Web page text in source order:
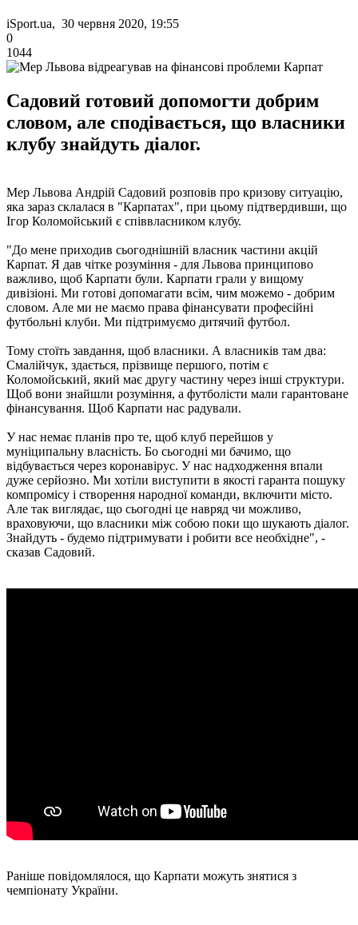
iSport.ua, 30 червня 2020, 19:55
0
1044
Садовий готовий допомогти добрим
словом, але сподівається, що власники
клубу знайдуть діалог.
Мер Львова Андрій Садовий розповів про кризову ситуацію,
яка зараз склалася в "Карпатах", при цьому підтвердивши, що
Ігор Коломойський є співвласником клубу.
"До мене приходив сьогоднішній власник частини акцій
Карпат. Я дав чітке розуміння - для Львова принципово
важливо, щоб Карпати були. Карпати грали у вищому
дивізіоні. Ми готові допомагати всім, чим можемо - добрим
словом. Але ми не маємо права фінансувати професійні
футбольні клуби. Ми підтримуємо дитячий футбол.
Тому стоїть завдання, щоб власники. А власників там два:
Смалійчук, здається, прізвище першого, потім є
Коломойський, який має другу частину через інші структури.
Щоб вони знайшли розуміння, а футболісти мали гарантоване
фінансування. Щоб Карпати нас радували.
У нас немає планів про те, щоб клуб перейшов у
муніципальну власність. Бо сьогодні ми бачимо, що
відбувається через коронавірус. У нас надходження впали
дуже серйозно. Ми хотіли виступити в якості гаранта пошуку
компромісу і створення народної команди, включити місто.
Але так виглядає, що сьогодні це навряд чи можливо,
враховуючи, що власники між собою поки що шукають діалог.
Знайдуть - будемо підтримувати і робити все необхідне", -
сказав Садовий.
Раніше повідомлялося, що Карпати можуть знятися з
чемпіонату України.